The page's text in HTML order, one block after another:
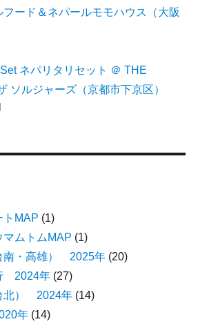
フード＆ネパールモモハウス（大阪
ネパリタリセット ＠ THE
ソルジャーズ（京都市下京区）
トMAP (1)
マムトムMAP (1)
南・高雄） 2025年 (20)
2024年 (27)
北） 2024年 (14)
年 (14)